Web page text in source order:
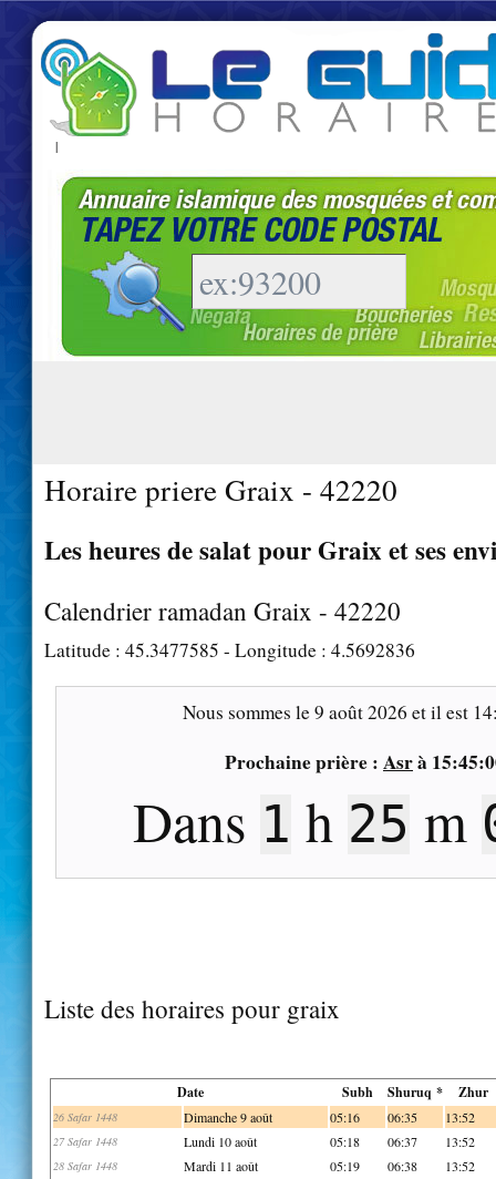
|
Horaire priere Graix - 42220
Les heures de salat pour Graix et ses
Calendrier ramadan Graix - 42220
Latitude : 45.3477585 - Longitude : 4.5692836
Nous sommes le9 août 2026 et il est
Prochaine prière : Asrà
Dans 1 h 25 m
Liste des horaires pour graix
Date Subh Shuruq * Zhur
26 Safar 1448 Dimanche 9 août 05:16 06:35 13:52
27 Safar 1448 Lundi 10 août 05:18 06:37 13:52
28 Safar 1448 Mardi 11 août 05:19 06:38 13:52